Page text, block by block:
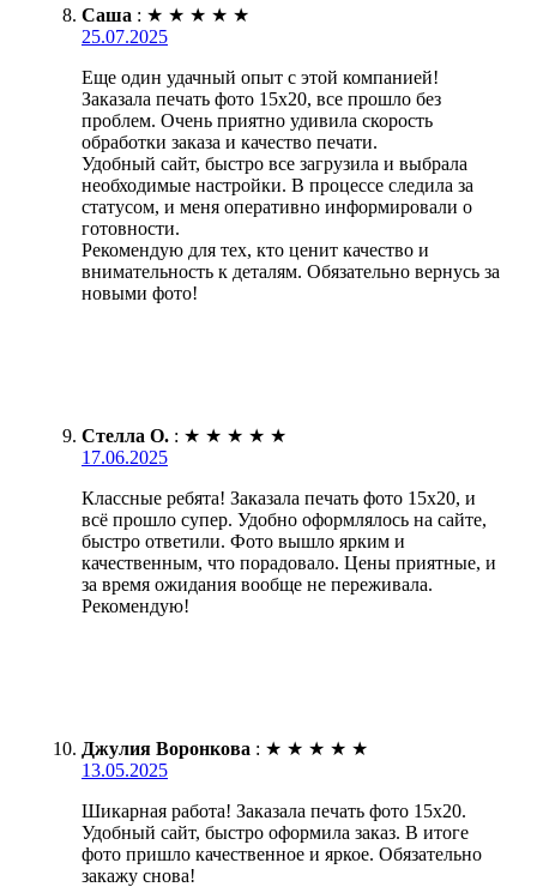
Саша : ★ ★ ★ ★ ★
25.07.2025
Еще один удачный опыт с этой компанией!
Заказала печать фото 15х20, все прошло без
проблем. Очень приятно удивила скорость
обработки заказа и качество печати.
Удобный сайт, быстро все загрузила и выбрала
необходимые настройки. В процессе следила за
статусом, и меня оперативно информировали о
готовности.
Рекомендую для тех, кто ценит качество и
внимательность к деталям. Обязательно вернусь за
новыми фото!
Стелла О. : ★ ★ ★ ★ ★
17.06.2025
Классные ребята! Заказала печать фото 15х20, и
всё прошло супер. Удобно оформлялось на сайте,
быстро ответили. Фото вышло ярким и
качественным, что порадовало. Цены приятные, и
за время ожидания вообще не переживала.
Рекомендую!
Джулия Воронкова : ★ ★ ★ ★ ★
13.05.2025
Шикарная работа! Заказала печать фото 15х20.
Удобный сайт, быстро оформила заказ. В итоге
фото пришло качественное и яркое. Обязательно
закажу снова!